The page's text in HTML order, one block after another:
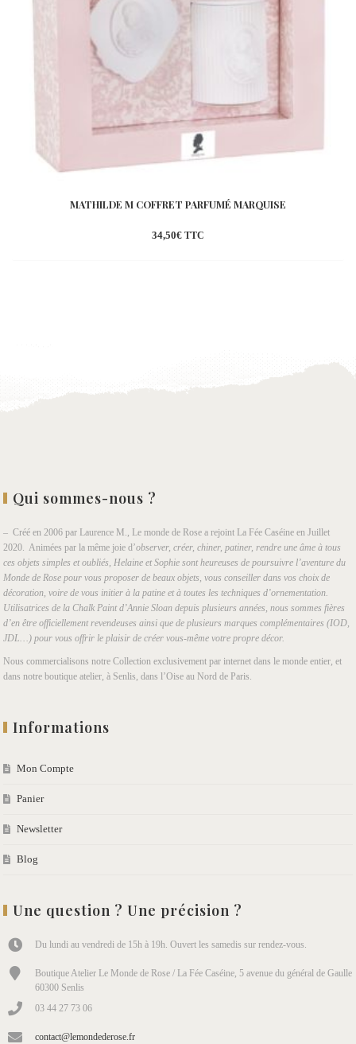
MATHILDE M COFFRET PARFUMÉ MARQUISE
34,50€ TTC
Qui sommes-nous ?
– Créé en 2006 par Laurence M., Le monde de Rose a rejoint La Fée Caséine en Juillet
2020. Animées par la même joie d’observer, créer, chiner, patiner, rendre une âme à tous
ces objets simples et oubliés, Helaine et Sophie sont heureuses de poursuivre l’aventure du
Monde de Rose pour vous proposer de beaux objets, vous conseiller dans vos choix de
décoration, voire de vous initier à la patine et à toutes les techniques d’ornementation.
Utilisatrices de la Chalk Paint d’Annie Sloan depuis plusieurs années, nous sommes fières
d’en être officiellement revendeuses ainsi que de plusieurs marques complémentaires (IOD,
JDL…) pour vous offrir le plaisir de créer vous-même votre propre décor.
Nous commercialisons notre Collection exclusivement par internet dans le monde entier, et
dans notre boutique atelier, à Senlis, dans l’Oise au Nord de Paris.
Informations
Mon Compte
Panier
Newsletter
Blog
Une question ? Une précision ?
Du lundi au vendredi de 15h à 19h. Ouvert les samedis sur rendez-vous.
Boutique Atelier Le Monde de Rose / La Fée Caséine, 5 avenue du général de Gaulle
60300 Senlis
03 44 27 73 06
contact@lemondederose.fr